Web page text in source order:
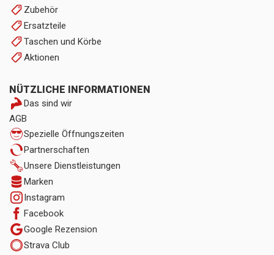
Zubehör
Ersatzteile
Taschen und Körbe
Aktionen
NÜTZLICHE INFORMATIONEN
Das sind wir
AGB
Spezielle Öffnungszeiten
Partnerschaften
Unsere Dienstleistungen
Marken
Instagram
Facebook
Google Rezension
Strava Club